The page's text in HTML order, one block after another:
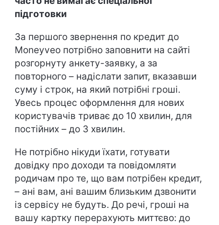
підготовки
За першого звернення по кредит до
Moneyveo потрібно заповнити на сайті
розгорнуту анкету-заявку, а за
повторного – надіслати запит, вказавши
суму і строк, на який потрібні гроші.
Увесь процес оформлення для нових
користувачів триває до 10 хвилин, для
постійних – до 3 хвилин.
Не потрібно нікуди їхати, готувати
довідку про доходи та повідомляти
родичам про те, що вам потрібен кредит,
– ані вам, ані вашим близьким дзвонити
із сервісу не будуть. До речі, гроші на
вашу картку перерахують миттєво: до